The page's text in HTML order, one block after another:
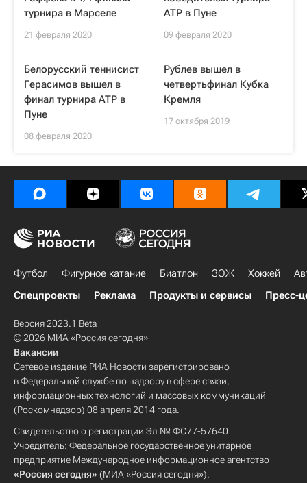
турнира в Марселе
21 февраля 2020
ATP в Пуне
09 февраля 2020
Белорусский теннисист
Герасимов вышел в
финал турнира ATP в
Пуне
08 февраля 2020
Рублев вышел в
четвертьфинал Кубка
Кремля
17 октября 2019
Футбол Фигурное катание Биатлон ЗОЖ Хоккей
Спецпроекты
Реклама Продукты и сервисы Пресс-
Версия 2023.1 Beta
© 2026 МИА «Россия сегодня»
Вакансии
Сетевое издание РИА Новости зарегистрировано
в Федеральной службе по надзору в сфере связи,
информационных технологий и массовых коммуникаций
(Роскомнадзор) 08 апреля 2014 года.
Свидетельство о регистрации Эл № ФС77-57640
Учредитель: Федеральное государственное унитарное
предприятие Международное информационное агентство
«Россия сегодня» (МИА «Россия сегодня»).